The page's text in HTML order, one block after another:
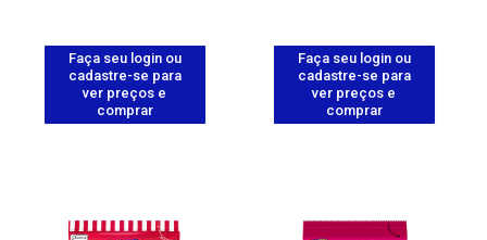
Faça seu login ou
cadastre-se para
ver preços e
comprar
Faça seu login ou
cadastre-se para
ver preços e
comprar